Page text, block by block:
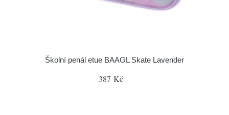
Školní penál etue BAAGL Skate Lavender
387 Kč